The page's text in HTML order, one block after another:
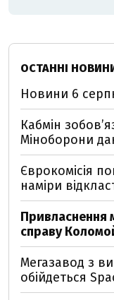
ОСТАННІ
Новини 6
Кабмін
Міноборони
Єврокомісія
наміри
Привласнення
справу
Мегазавод з
обійдеться